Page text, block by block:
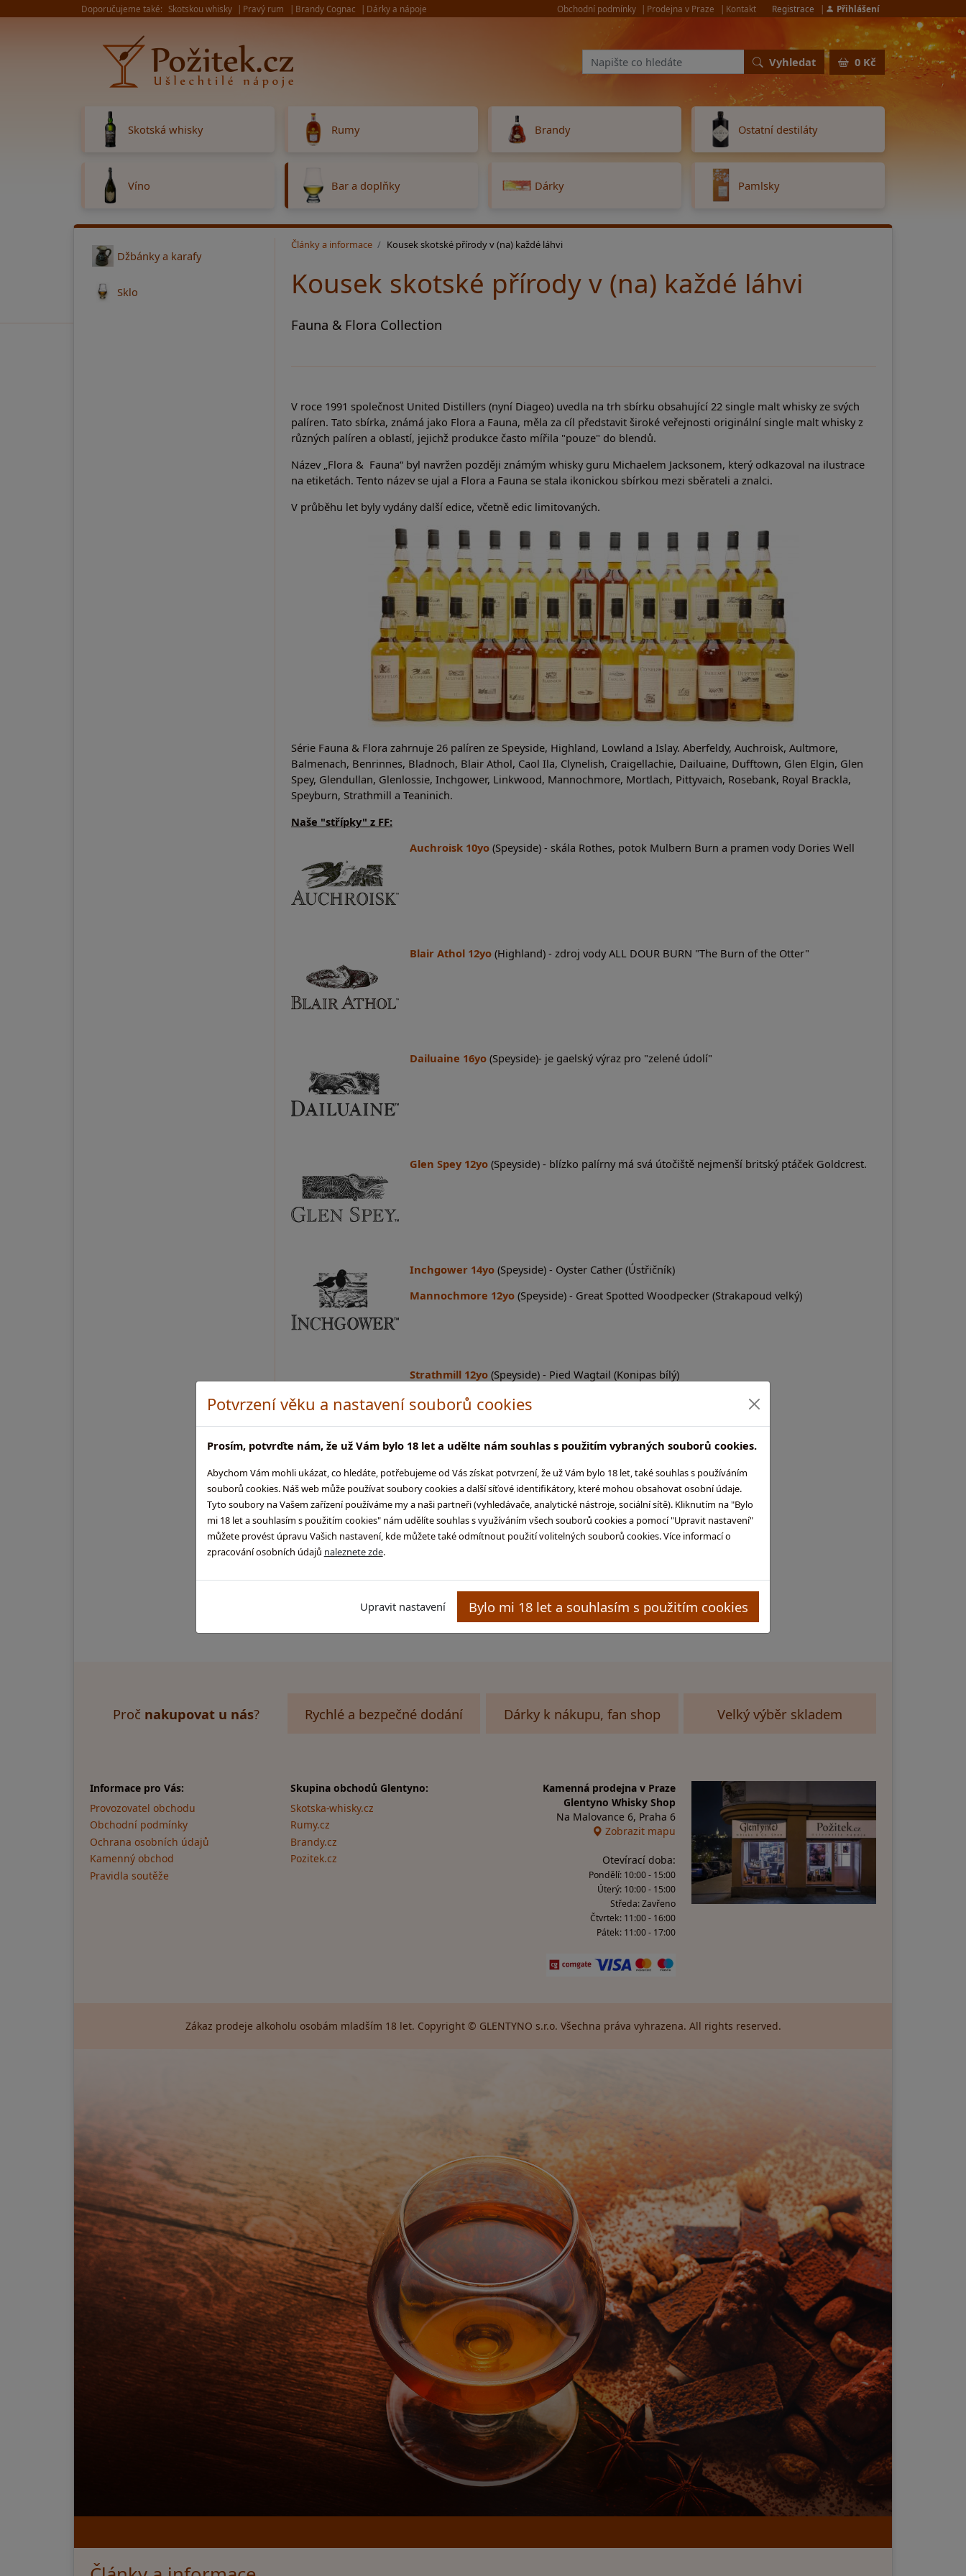
Potvrzení věku a nastavení souborů cookies
Prosím, potvrďte nám, že už Vám bylo 18 let a udělte nám souhlas s použitím vybraných souborů cookies.
Abychom Vám mohli ukázat, co hledáte, potřebujeme od Vás získat potvrzení, že už Vám bylo 18 let, také souhlas s používáním
souborů cookies. Náš web může používat soubory cookies a další síťové identifikátory, které mohou obsahovat osobní údaje.
Tyto soubory na Vašem zařízení používáme my a naši partneři (vyhledávače, analytické nástroje, sociální sítě). Kliknutím na "Bylo
mi 18 let a souhlasím s použitím cookies" nám udělíte souhlas s využíváním všech souborů cookies a pomocí "Upravit nastavení"
můžete provést úpravu Vašich nastavení, kde můžete také odmítnout použití volitelných souborů cookies. Více informací o
zpracování osobních údajů naleznete zde.
Upravit nastavení Bylo mi 18 let a souhlasím s použitím cookies
Doporučujeme také: Skotskou whisky Pravý rum Brandy Cognac Dárky a nápoje Obchodní podmínky Prodejna v Praze Kontakt Registrace Přihlášení
Vyhledat 0 Kč
Skotská whisky Rumy Brandy Ostatní destiláty
Víno Bar a doplňky Dárky Pamlsky
Džbánky a karafy
Sklo
Články a informace Kousek skotské přírody v (na) každé láhvi
Kousek skotské přírody v (na) každé láhvi
Fauna & Flora Collection
V roce 1991 společnost United Distillers (nyní Diageo) uvedla na trh sbírku obsahující 22 single malt whisky ze svých
palíren. Tato sbírka, známá jako Flora a Fauna, měla za cíl představit široké veřejnosti originální single malt whisky z
různých palíren a oblastí, jejichž produkce často mířila "pouze" do blendů.
Název „Flora & Fauna“ byl navržen později známým whisky guru Michaelem Jacksonem, který odkazoval na ilustrace
na etiketách. Tento název se ujal a Flora a Fauna se stala ikonickou sbírkou mezi sběrateli a znalci.
V průběhu let byly vydány další edice, včetně edic limitovaných.
Série Fauna & Flora zahrnuje 26 palíren ze Speyside, Highland, Lowland a Islay. Aberfeldy, Auchroisk, Aultmore,
Balmenach, Benrinnes, Bladnoch, Blair Athol, Caol Ila, Clynelish, Craigellachie, Dailuaine, Dufftown, Glen Elgin, Glen
Spey, Glendullan, Glenlossie, Inchgower, Linkwood, Mannochmore, Mortlach, Pittyvaich, Rosebank, Royal Brackla,
Speyburn, Strathmill a Teaninich.
Naše "střípky" z FF:
Auchroisk 10yo (Speyside) - skála Rothes, potok Mulbern Burn a pramen vody Dories Well
Blair Athol 12yo(Highland) - zdroj vody ALL DOUR BURN "The Burn of the Otter"
Dailuaine 16yo(Speyside)- je gaelský výraz pro "zelené údolí"
Glen Spey 12yo (Speyside) - blízko palírny má svá útočiště nejmenší britský ptáček Goldcrest.
Inchgower 14yo(Speyside) - Oyster Cather (Ústřičník)
Mannochmore 12yo (Speyside) - Great Spotted Woodpecker (Strakapoud velký)
Strathmill 12yo(Speyside) - Pied Wagtail (Konipas bílý)
Teaninich 10yo(Highland) - Porpoise (Sviňucha)
Proč nakupovat u nás? Rychlé a bezpečné dodání Dárky k nákupu, fan shop Velký výběr skladem
Informace pro Vás:
Provozovatel obchodu
Obchodní podmínky
Ochrana osobních údajů
Kamenný obchod
Pravidla soutěže
Skupina obchodů Glentyno:
Skotska-whisky.cz
Rumy.cz
Brandy.cz
Pozitek.cz
Kamenná prodejna v Praze
Glentyno Whisky Shop
Na Malovance 6, Praha 6
Zobrazit mapu
Otevírací doba:
Pondělí: 10:00 - 15:00
Úterý: 10:00 - 15:00
Středa: Zavřeno
Čtvrtek: 11:00 - 16:00
Pátek: 11:00 - 17:00
Zákaz prodeje alkoholu osobám mladším 18 let. Copyright © GLENTYNO s.r.o. Všechna práva vyhrazena. All rights reserved.